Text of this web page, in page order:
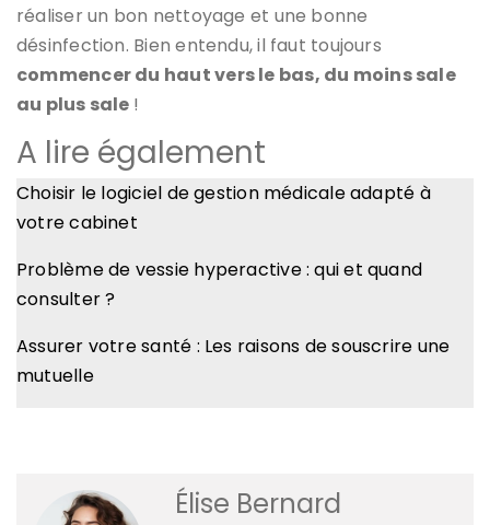
réaliser un bon nettoyage et une bonne
désinfection. Bien entendu, il faut toujours
commencer du haut vers le bas, du moins sale
au plus sale !
A lire également
Choisir le logiciel de gestion médicale adapté à
votre cabinet
Problème de vessie hyperactive : qui et quand
consulter ?
Assurer votre santé : Les raisons de souscrire une
mutuelle
Élise Bernard